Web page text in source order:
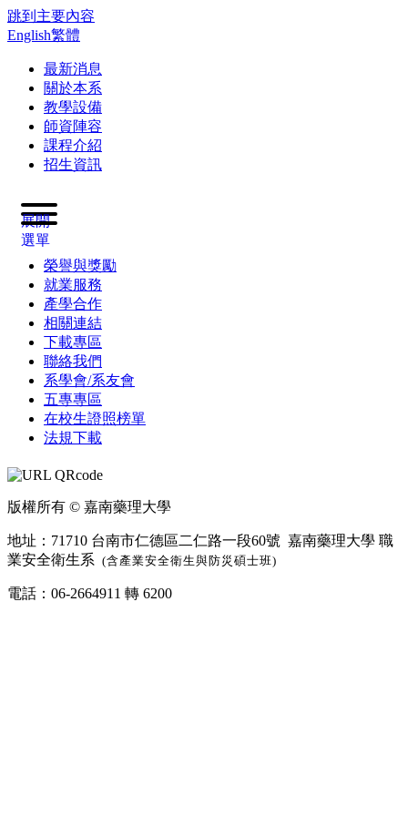
跳到主要內容
English繁體
最新消息
關於本系
教學設備
師資陣容
課程介紹
招生資訊
展開
選單
榮譽與獎勵
就業服務
產學合作
相關連結
下載專區
聯絡我們
系學會/系友會
五專專區
在校生證照榜單
法規下載
版權所有 © 嘉南藥理大學
地址：71710 台南市仁德區二仁路一段60號 嘉南藥理大學 職
業安全衛生系 (含產業安全衛生與防災碩士班)
電話：06-2664911 轉 6200